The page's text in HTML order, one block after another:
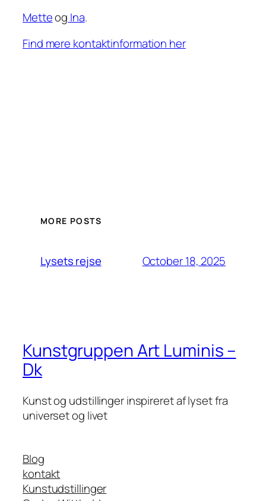
Metteog Ina.
Find mere kontaktinformation her
MORE POSTS
Lysets rejse October 18, 2025
Kunstgruppen Art Luminis –
Dk
Kunst og udstillinger inspireret af lyset fra
universet og livet
Blog
kontakt
Kunstudstillinger